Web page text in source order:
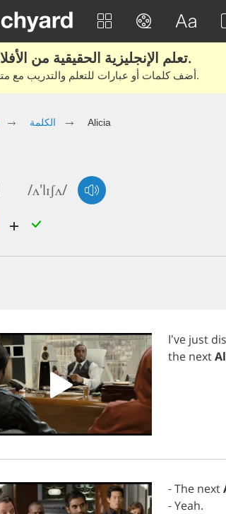
تعلم الإنجليزية الحقيقية من الأفلام والكتب.
أضف كلمات أو عبارات للتعلم والتدريب مع متعلمين آخرين.
الكلمة Alicia
/ʌ'lɪʃʌ/
I've just
the next
-The next
-Yeah.